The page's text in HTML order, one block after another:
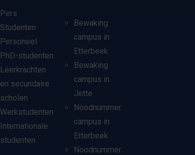
Pers
Studenten
Personeel
PhD-studenten
Leerkrachten
en secundaire
scholen
Werkstudenten
Internationale
studenten
Bewaking
campus in
Etterbeek
Bewaking
campus in
Jette
Noodnummer
campus in
Etterbeek
Noodnummer